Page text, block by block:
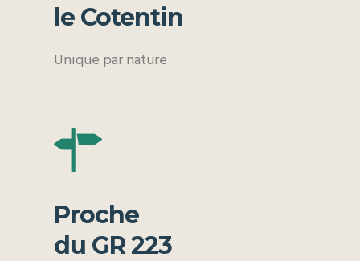
le Cotentin
Unique par nature
Proche
du GR 223